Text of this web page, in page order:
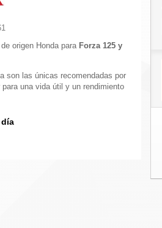
de origen Honda para Forza 125 y
son las únicas recomendadas por
una vida útil y un rendimiento